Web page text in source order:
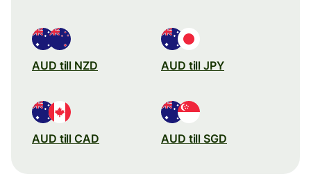
AUD till NZD AUD till JPY
AUD till CAD AUD till SGD